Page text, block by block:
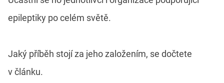
epileptiky po celém světě.
Jaký příběh stojí za jeho založením, se dočtete
v článku.